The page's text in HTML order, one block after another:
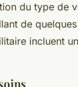
du type de
de quelques
incluent